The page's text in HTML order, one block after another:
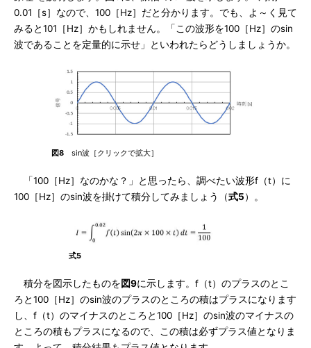
0.01［s］なので、100［Hz］だと分かります。でも、よ～く見て
みると101［Hz］かもしれません。「この波形を100［Hz］のsin
波であることを定量的に示せ」といわれたらどうしましょうか。
図8 sin波［クリックで拡大］
「100［Hz］なのかな？」と思ったら、調べたい波形f（t）に
100［Hz］のsin波を掛けて積分してみましょう（式5）。
式5
積分を図示したものを図9に示します。f（t）のプラスのとこ
ろと100［Hz］のsin波のプラスのところの積はプラスになります
し、f（t）のマイナスのところと100［Hz］のsin波のマイナスの
ところの積もプラスになるので、この積は必ずプラス値となりま